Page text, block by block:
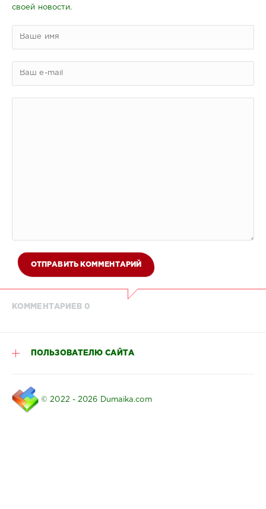
своей новости.
ОТПРАВИТЬ КОММЕНТАРИЙ
КОММЕНТАРИЕВ 0
ПОЛЬЗОВАТЕЛЮ САЙТА
© 2022 - 2026 Dumaika.com